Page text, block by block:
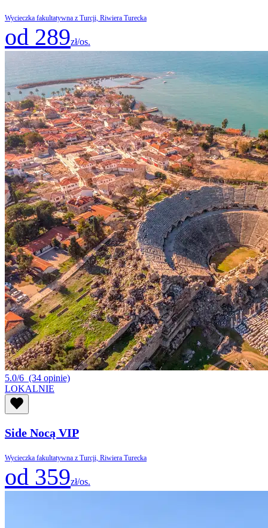
Wycieczka fakultatywna z Turcji, Riwiera Turecka
od 289zł/os.
5.0/6 (34 opinie)
LOKALNIE
Side Nocą VIP
Wycieczka fakultatywna z Turcji, Riwiera Turecka
od 359zł/os.